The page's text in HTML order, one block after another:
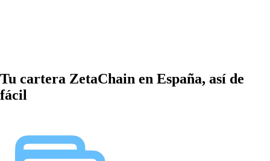
Tu cartera ZetaChain en España, así de
fácil